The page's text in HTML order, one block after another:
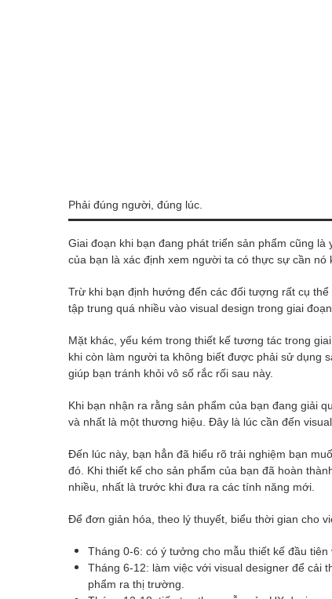
Phải đúng người, đúng lúc.
Giai đoạn khi bạn đang phát triển sản phẩm cũng
của bạn là xác định xem người ta có thực sự cần nó
Trừ khi bạn định hướng đến các đối tượng rất cụ
tập trung quá nhiều vào visual design trong giai đoạn
Mặt khác, yếu kém trong thiết kế tương tác trong
khi còn làm người ta không biết được phải sử dụng
giúp bạn tránh khỏi vô số rắc rối sau này.
Khi bạn nhận ra rằng sản phẩm của bạn đang giải
và nhất là một thương hiệu. Đây là lúc cần đến
Đến lúc này, bạn hẳn đã hiểu rõ trải nghiệm bạn
đó. Khi thiết kế cho sản phẩm của bạn đã hoàn
nhiều, nhất là trước khi đưa ra các tính năng mới.
Để đơn giản hóa, theo lý thuyết, biểu thời gian cho
Tháng 0-6: có ý tưởng cho mẫu thiết kế đầu
Tháng 6-12: làm việc với visual designer để cải
phẩm ra thị trường.